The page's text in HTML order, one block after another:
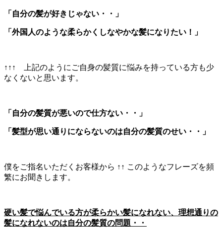
「自分の髪が好きじゃない・・」
「外国人のような柔らかくしなやかな髪になりたい！」
↑↑↑ 上記のようにご自身の髪質に悩みを持っている方も少
なくないと思います。
「自分の髪質が悪いので仕方ない・・」
「髪型が思い通りにならないのは自分の髪質のせい・・」
僕をご指名いただくお客様から ↑↑ このようなフレーズを頻
繁にお聞きします。
硬い髪で悩んでいる方が柔らかい髪になれない、理想通りの
髪になれないのは自分の髪質の問題・・